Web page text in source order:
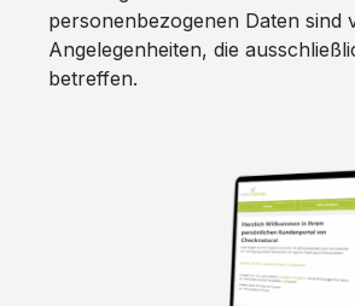
personenbezogenen Daten sind
Angelegenheiten, die
betreffen.